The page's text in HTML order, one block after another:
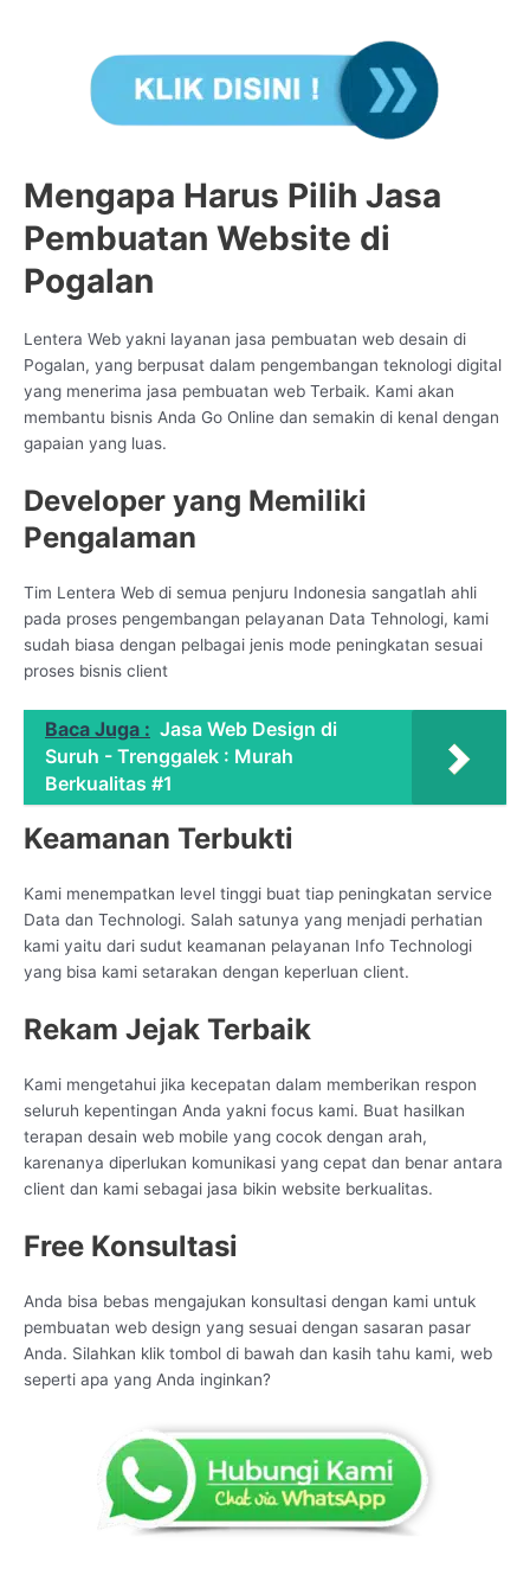
Mengapa Harus Pilih Jasa
Pembuatan Website di
Pogalan
Lentera Web yakni layanan jasa pembuatan web desain di
Pogalan, yang berpusat dalam pengembangan teknologi digital
yang menerima jasa pembuatan web Terbaik. Kami akan
membantu bisnis Anda Go Online dan semakin di kenal dengan
gapaian yang luas.
Developer yang Memiliki
Pengalaman
Tim Lentera Web di semua penjuru Indonesia sangatlah ahli
pada proses pengembangan pelayanan Data Tehnologi, kami
sudah biasa dengan pelbagai jenis mode peningkatan sesuai
proses bisnis client
Baca Juga : Jasa Web Design di
Suruh - Trenggalek : Murah
Berkualitas #1
Keamanan Terbukti
Kami menempatkan level tinggi buat tiap peningkatan service
Data dan Technologi. Salah satunya yang menjadi perhatian
kami yaitu dari sudut keamanan pelayanan Info Technologi
yang bisa kami setarakan dengan keperluan client.
Rekam Jejak Terbaik
Kami mengetahui jika kecepatan dalam memberikan respon
seluruh kepentingan Anda yakni focus kami. Buat hasilkan
terapan desain web mobile yang cocok dengan arah,
karenanya diperlukan komunikasi yang cepat dan benar antara
client dan kami sebagai jasa bikin website berkualitas.
Free Konsultasi
Anda bisa bebas mengajukan konsultasi dengan kami untuk
pembuatan web design yang sesuai dengan sasaran pasar
Anda. Silahkan klik tombol di bawah dan kasih tahu kami, web
seperti apa yang Anda inginkan?